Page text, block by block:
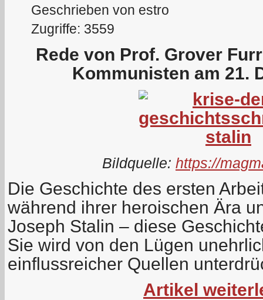
Geschrieben von estro
Zugriffe: 3559
Rede von Prof. Grover
Kommunisten am 21.
Bildquelle: https://
Die Geschichte des ersten
während ihrer heroischen Ära
Joseph Stalin – diese
Sie wird von den Lügen
einflussreicher Quellen
Artikel